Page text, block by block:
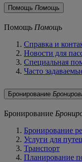
Помощь Помощь
Помощь Помощь
Справка и
Новости для
Специальная
Часто
Бронирование
Бронирование
Бронирование
Услуги для
Транспорт
Планирование